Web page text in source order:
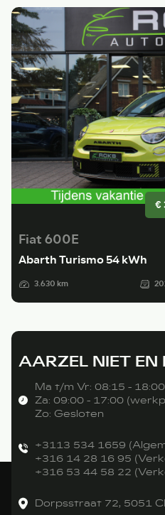
€
Fiat 600E
Abarth Turismo 54 kWh
3.630 km
AARZEL NIET
Ma t/m Vr: 08:15 - 18:00
Za: 09:00 - 17:00
Zo: Gesloten
+3113 534 1659
+316 14 28 16 95
+316 53 44 58 22
Dorpsstraat 72, 5051